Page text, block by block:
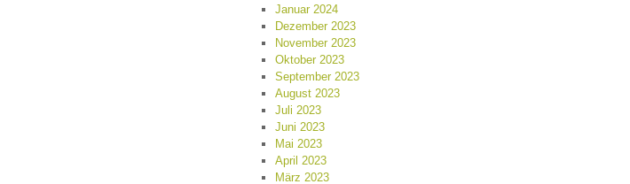
Januar 2024
Dezember 2023
November 2023
Oktober 2023
September 2023
August 2023
Juli 2023
Juni 2023
Mai 2023
April 2023
März 2023